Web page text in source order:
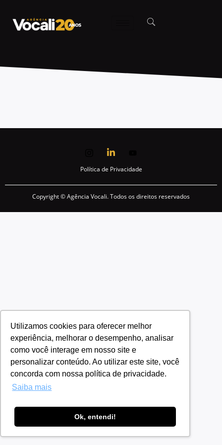
Utilizamos cookies para oferecer melhor
experiência, melhorar o desempenho, analisar
como você interage em nosso site e
personalizar conteúdo. Ao utilizar este site, você
concorda com nossa política de privacidade.
Saiba mais
Ok, entendi!
Política de Privacidade
Copyright © Agência Vocali. Todos os direitos reservados